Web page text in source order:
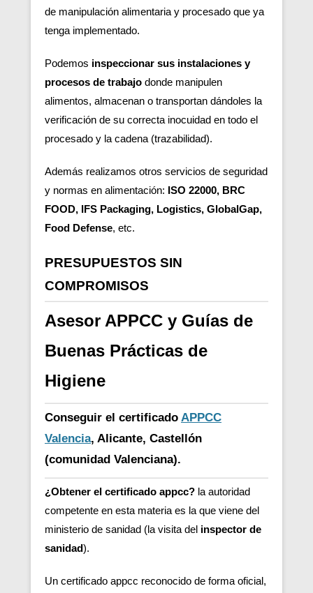
de manipulación alimentaria y procesado que ya
tenga implementado.
Podemos inspeccionar sus instalaciones y
procesos de trabajo donde manipulen
alimentos, almacenan o transportan dándoles la
verificación de su correcta inocuidad en todo el
procesado y la cadena (trazabilidad).
Además realizamos otros servicios de seguridad
y normas en alimentación: ISO 22000, BRC
FOOD, IFS Packaging, Logistics, GlobalGap,
Food Defense, etc.
PRESUPUESTOS SIN
COMPROMISOS
Asesor APPCC y Guías de
Buenas Prácticas de
Higiene
Conseguir el certificado APPCC
Valencia, Alicante, Castellón
(comunidad Valenciana).
¿Obtener el certificado appcc? la autoridad
competente en esta materia es la que viene del
ministerio de sanidad (la visita del inspector de
sanidad).
Un certificado appcc reconocido de forma oficial,